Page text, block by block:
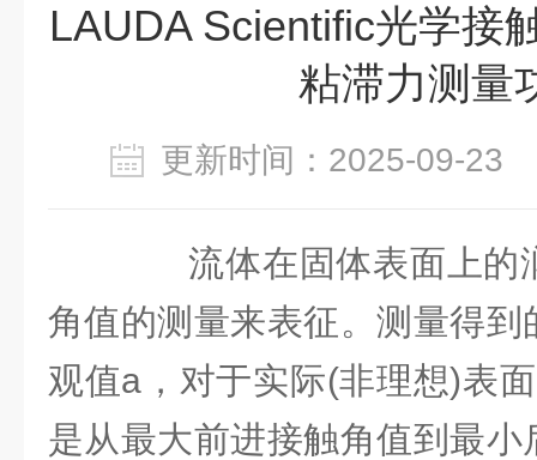
LAUDA Scientific光学接
粘滞力测量
更新时间：2025-09-
流体在固体表面上的
角值的测量来表征。测量得
观值a，对于实际(非理想)表
是从最大前进接触角值到最